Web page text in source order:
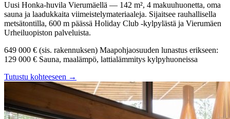
Uusi Honka-huvila Vierumäellä — 142 m², 4 makuuhuonetta, oma
sauna ja laadukkaita viimeistelymateriaaleja. Sijaitsee rauhallisella
metsätontilla, 600 m päässä Holiday Club -kylpylästä ja Vierumäen
Urheiluopiston palveluista.
649 000 € (sis. rakennuksen) Maapohjaosuuden lunastus erikseen:
129 000 € Sauna, maalämpö, lattialämmitys kylpyhuoneissa
Tutustu kohteeseen →